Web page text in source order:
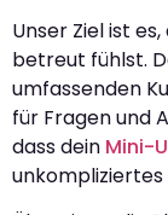
Unser Ziel ist
betreut fühlst.
umfassenden
für Fragen und
dass dein Mini-
unkompliziertes